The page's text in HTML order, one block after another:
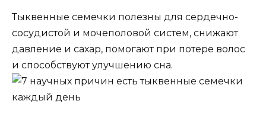
Тыквенные семечки полезны для сердечно-
сосудистой и мочеполовой систем, снижают
давление и сахар, помогают при потере волос
и способствуют улучшению сна.